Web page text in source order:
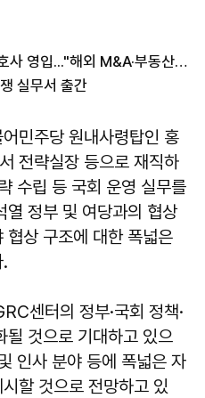
화우, 박 스펜서 선임외국변호사 영입..."해외 M&A·부동산 투자 자문 강화"
실무서 출간
민주당 원내사령탑인 홍
전략실장 등으로 재직하
수립 등 국회 운영 실무를
열 정부 및 여당과의 협상
협상 구조에 대한 폭넓은
센터의 정부·국회 정책·
될 것으로 기대하고 있으
인사 분야 등에 폭넓은 자
할 것으로 전망하고 있